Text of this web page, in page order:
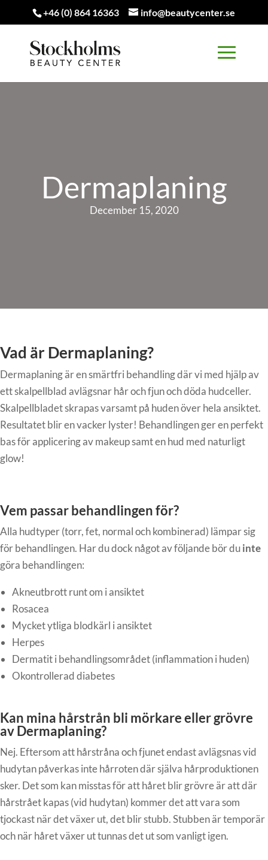
+46 (0) 864 16363 info@beautycenter.se
Dermaplaning
December 15, 2020
Vad är Dermaplaning?
Dermaplaning är en smärtfri behandling där vi med hjälp av
ett skalpellblad avlägsnar hår och fjun och döda hudceller.
Skalpellbladet skrapas varsamt på huden över hela ansiktet.
Resultatet blir en vacker lyster! Behandlingen ger en perfekt
bas för applicering av makeup samt en hud med naturligt
glow!
Vem passar behandlingen för?
Alla hudtyper (torr, fet, normal och kombinerad) lämpar sig
för behandlingen. Har du dock något av följande bör duinte
göra behandlingen:
Akneutbrott runt om i ansiktet
Rosacea
Mycket ytliga blodkärl i ansiktet
Herpes
Dermatit i behandlingsområdet (inflammation i huden)
Okontrollerad diabetes
Kan mina hårstrån bli mörkare eller grövre
av Dermaplaning?
Nej. Eftersom att hårstråna och fjunet endast avlägsnas vid
hudytan påverkas inte hårroten där själva hårproduktionen
sker. Det som kan misstas för att håret blir grövre är att där
hårstrået kapas (vid hudytan) kommer det att vara som
tjockast när det växer ut, det blir stubb. Stubben är temporär
och när håret växer ut tunnas det ut som vanligt igen.